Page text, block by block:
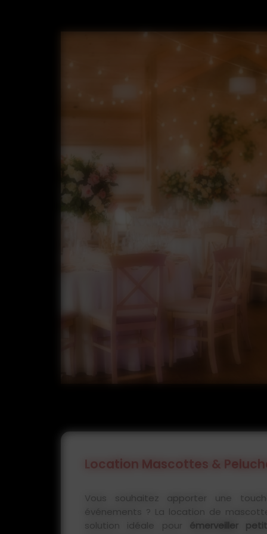
Location Mascottes &
Vous souhaitez apporter une
événements ? La location de
solution idéale pour émerveiller